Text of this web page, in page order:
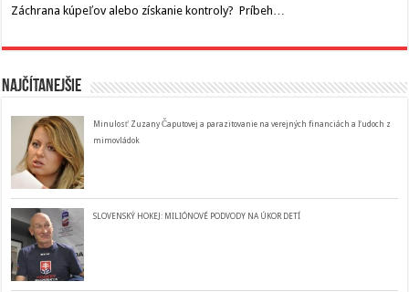
Záchrana kúpeľov alebo získanie kontroly? Príbeh…
Najčítanejšie
Minulosť Zuzany Čaputovej a parazitovanie na verejných financiách a ľudoch z
mimovládok
SLOVENSKÝ HOKEJ: MILIÓNOVÉ PODVODY NA ÚKOR DETÍ